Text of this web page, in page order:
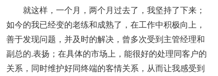
就这样，一个月，两个月过去了，我坚持了下来；
如今的我已经变的老练和成熟了，在工作中积极向上，
善于发现问题，并及时的解决，曾多次受到主管经理和
副总的.表扬；在具体的市场上，能很好的处理同客户的
关系，同时维护好同终端的客情关系，从而让我感受到